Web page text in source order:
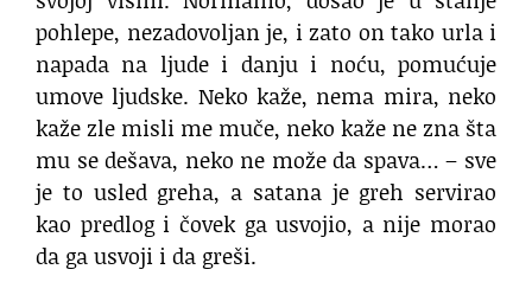
pohlepe, nezadovoljan je, i zato on tako urla i
napada na ljude i danju i noću, pomućuje
umove ljudske. Neko kaže, nema mira, neko
kaže zle misli me muče, neko kaže ne zna šta
mu se dešava, neko ne može da spava… – sve
je to usled greha, a satana je greh servirao
kao predlog i čovek ga usvojio, a nije morao
da ga usvoji i da greši.